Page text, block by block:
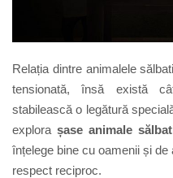
Relația dintre animalele
tensionată, însă există
stabilească o legătură
explora șase animale
înțelege bine cu oamenii și
respect reciproc.